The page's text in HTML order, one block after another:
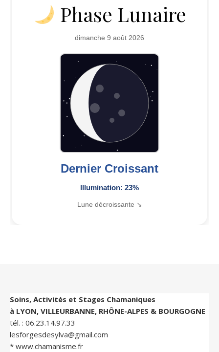
Phase Lunaire
dimanche 9 août 2026
Dernier Croissant
Illumination: 23%
Lune décroissante ↘
Soins, Activités et Stages Chamaniques
à LYON, VILLEURBANNE, RHÔNE-ALPES & BOURGOGNE
tél. : 06.23.14.97.33
lesforgesdesylva@gmail.com
* www.chamanisme.fr